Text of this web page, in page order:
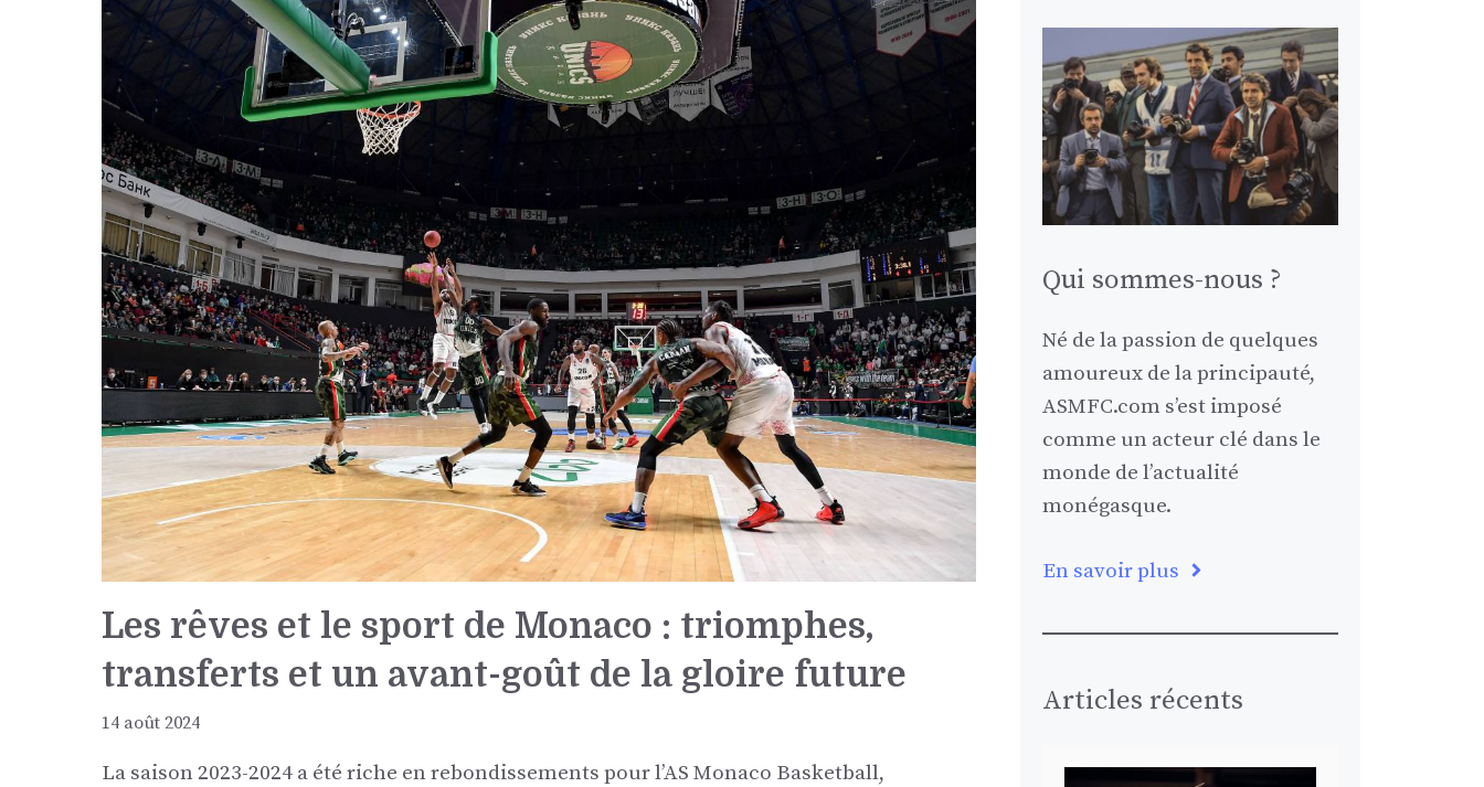
Les rêves et le sport de Monaco : triomphes,
transferts et un avant-goût de la gloire future
14 août 2024
La saison 2023-2024 a été riche en rebondissements pour l’AS Monaco Basketball,
Qui sommes-nous ?
Né de la passion de quelques
amoureux de la principauté,
ASMFC.com s’est imposé
comme un acteur clé dans le
monde de l’actualité
monégasque.
En savoir plus
Articles récents